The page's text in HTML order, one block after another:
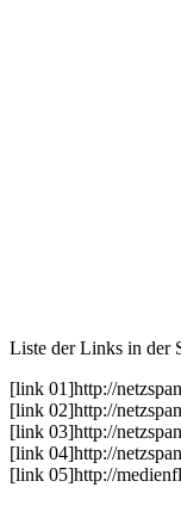
Liste der Links in der
[link 01]http://
[link 02]http://
[link 03]http://
[link 04]http://
[link 05]http://